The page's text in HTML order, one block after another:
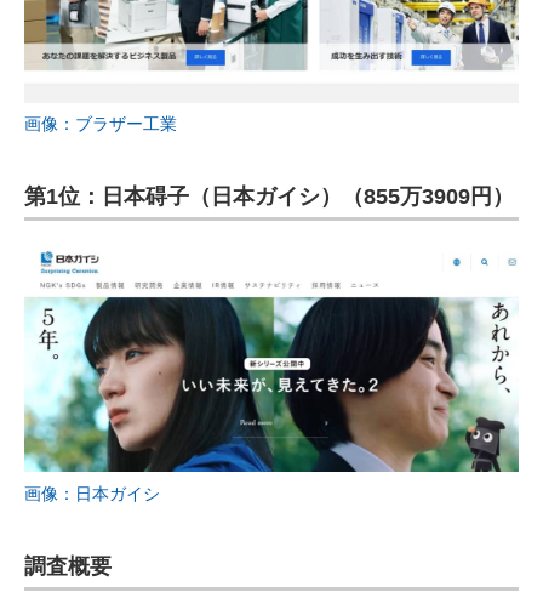
画像：ブラザー工業
第1位：日本碍子（日本ガイシ）（855万3909円）
画像：日本ガイシ
調査概要